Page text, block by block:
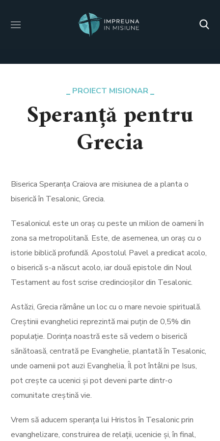
PROIECT MISIONAR
Speranță pentru
Grecia
Biserica Speranța Craiova are misiunea de a planta o
biserică în Tesalonic, Grecia.
Tesalonicul este un oraș cu peste un milion de oameni în
zona sa metropolitană. Este, de asemenea, un oraș cu o
istorie biblică profundă. Apostolul Pavel a predicat acolo,
o biserică s-a născut acolo, iar două epistole din Noul
Testament au fost scrise credincioșilor din Tesalonic.
Astăzi, Grecia rămâne un loc cu o mare nevoie spirituală.
Creștinii evanghelici reprezintă mai puțin de 0,5% din
populație. Dorința noastră este să vedem o biserică
sănătoasă, centrată pe Evanghelie, plantată în Tesalonic,
unde oamenii pot auzi Evanghelia, Îl pot întâlni pe Isus,
pot crește ca ucenici și pot deveni parte dintr-o
comunitate creștină vie.
Vrem să aducem speranța lui Hristos în Tesalonic prin
evanghelizare, construirea de relații, ucenicie și, în final,